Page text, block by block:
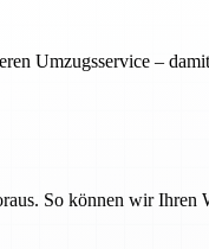
Umzugsservice –
So können wir Ihren